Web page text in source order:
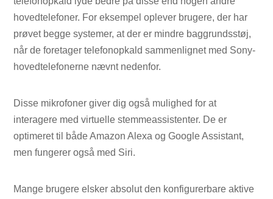
hovedtelefoner. For eksempel oplever brugere, der har
prøvet begge systemer, at der er mindre baggrundsstøj,
når de foretager telefonopkald sammenlignet med Sony-
hovedtelefonerne nævnt nedenfor.
Disse mikrofoner giver dig også mulighed for at
interagere med virtuelle stemmeassistenter. De er
optimeret til både Amazon Alexa og Google Assistant,
men fungerer også med Siri.
Mange brugere elsker absolut den konfigurerbare aktive